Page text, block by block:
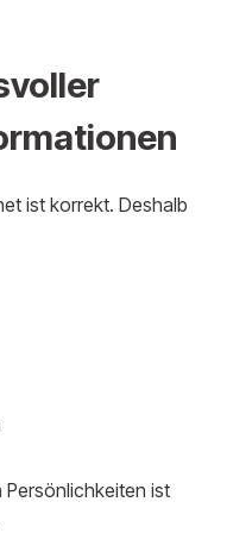
ist korrekt. Deshalb
ist